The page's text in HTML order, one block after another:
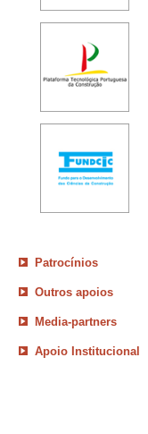
Patrocínios
Outros apoios
Media-partners
Apoio Institucional